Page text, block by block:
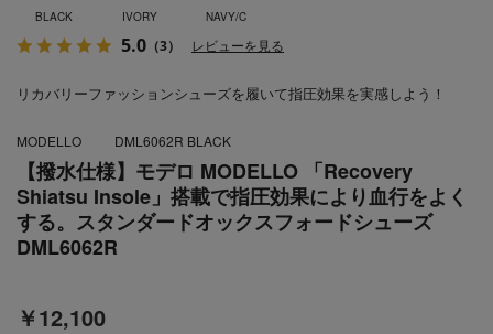
BLACK IVORY NAVY/C
【撥水仕様】モデロ MODELLO 「Recovery
Shiatsu Insole」搭載で指圧効果により血行をよく
する。スタンダードオックスフォードシューズ
DML6062R
5.0 （3） レビューを見る
リカバリーファッションシューズを履いて指圧効果を実感しよう！
￥12,100
MODELLO DML6062R BLACK